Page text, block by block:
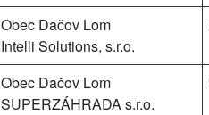
Obec Dačov Lom
Intelli Solutions, s.r.o.
Obec Dačov Lom
SUPERZÁHRADA s.r.o.